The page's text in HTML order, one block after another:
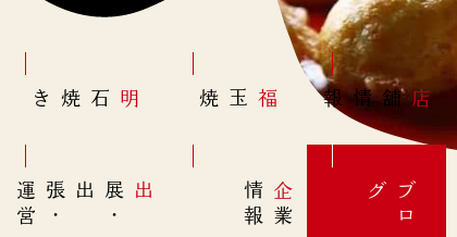
明石焼き 福玉焼 店舗情報
出展
・
出張
・
運
営
企
業
情
報
ブ
ロ
グ